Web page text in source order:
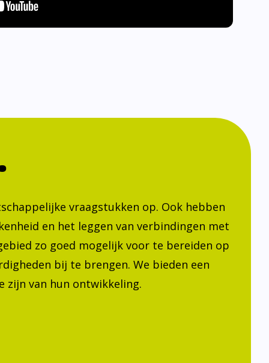
vraagstukken op. Ook hebben
en het leggen van verbindingen met
zo goed mogelijk voor te bereiden op
bij te brengen. We bieden een
zijn van hun ontwikkeling.